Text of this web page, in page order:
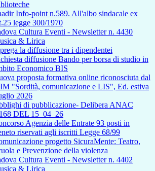
Info-point n.589. All'albo sindacale ex
legge 300/1970
Cultura Eventi - Newsletter n. 4430
& Lirica
la diffusione tra i dipendentei
diffusione Bando per borsa di studio in
Economico BIS
proposta formativa online riconosciuta dal
"Sordità, comunicazione e LIS", Ed. estiva
2026
di pubblicazione- Delibera ANAC
DEL 15_04_26
Agenzia delle Entrate 93 posti in
riservati agli iscritti Legge 68/99
progetto SicuraMente: Teatro,
e Prevenzione della violenza
Cultura Eventi - Newsletter n. 4402
& Lirica